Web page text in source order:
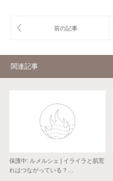
関連記事
保護中: ルメルシェ | イライラと肌荒
れはつながっている？…